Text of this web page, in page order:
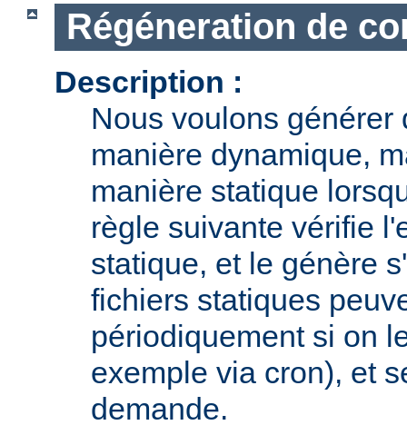
Régéneration de
Description :
Nous voulons générer
manière dynamique,
manière statique
règle suivante vérifie
statique, et le génère
fichiers statiques
périodiquement si on
exemple via cron), et
demande.